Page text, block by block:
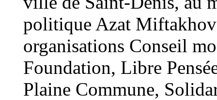
politique Azat
organisations Conseil
Foundation, Libre
Plaine Commune,